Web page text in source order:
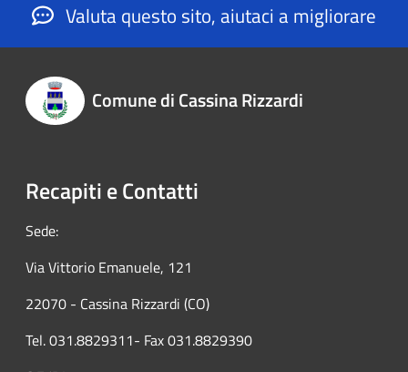
Valuta questo sito, aiutaci a migliorare
Comune di Cassina Rizzardi
Recapiti e Contatti
Sede:
Via Vittorio Emanuele, 121
22070 - Cassina Rizzardi (CO)
Tel. 031.8829311- Fax 031.8829390